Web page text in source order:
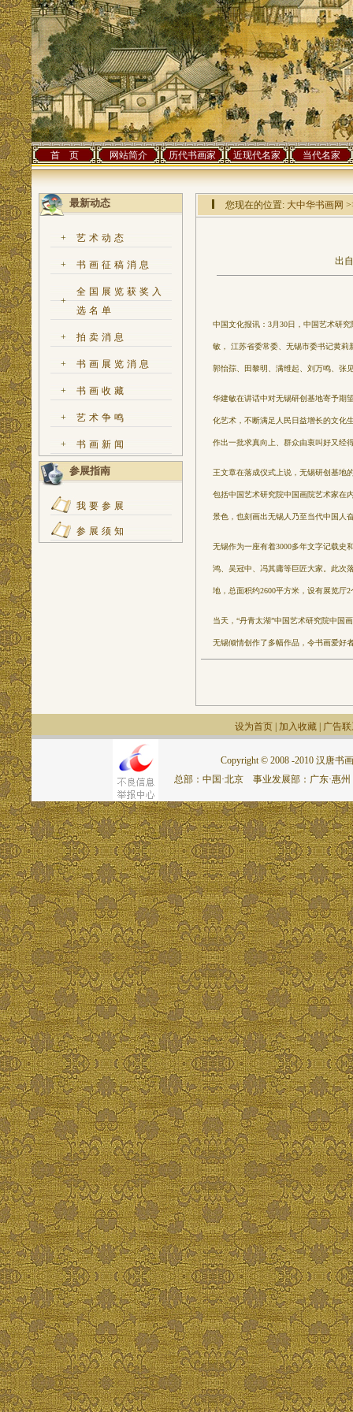
首 页 网站简介 历代书画家 近现代名家 当代名家
最新动态
+ 艺术动态
+ 书画征稿消息
+
全国展览获奖入
选名单
+ 拍卖消息
+ 书画展览消息
+ 书画收藏
+ 艺术争鸣
+ 书画新闻
参展指南
我要参展
参展须知
您现在的位置: 大中华书画网
出
中国文化报讯： 3月30日，中国艺术研
敏， 江苏省委常委、无锡市委书记黄
郭怡孮、田黎明、满维起、刘万鸣、张
华建敏在讲话中对无锡研创基地寄予期
化艺术，不断满足人民日益增长的文化
作出一批求真向上、群众由衷叫好又经
王文章在落成仪式上说，无锡研创基地
包括中国艺术研究院中国画院艺术家在
景色，也刻画出无锡人乃至当代中国人
无锡作为一座有着3000多年文字记载史
鸿、吴冠中、冯其庸等巨匠大家。此次
地，总面积约2600平方米，设有展览厅
当天，“丹青太湖”中国艺术研究院中国
无锡倾情创作了多幅作品，令书画爱好
设为首页 加入收藏 广告
Copyright © 2008 -2010 汉唐书
总部：中国·北京 事业发展部：广东·惠